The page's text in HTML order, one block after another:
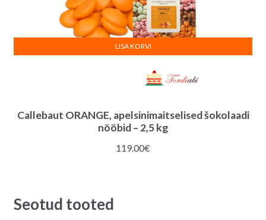
Callebaut ORANGE, apelsinimaitselised šokolaadi
nööbid – 2,5 kg
119.00€
LISA KORVI
Seotud tooted